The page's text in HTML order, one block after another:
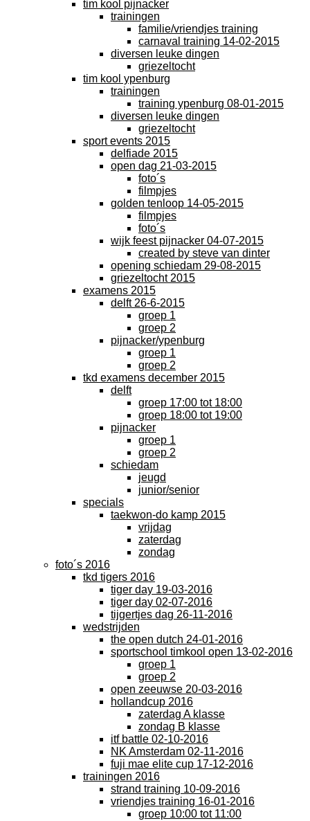
tim kool pijnacker
trainingen
familie/vriendjes training
carnaval training 14-02-2015
diversen leuke dingen
griezeltocht
tim kool ypenburg
trainingen
training ypenburg 08-01-2015
diversen leuke dingen
griezeltocht
sport events 2015
delfiade 2015
open dag 21-03-2015
foto´s
filmpjes
golden tenloop 14-05-2015
filmpjes
foto´s
wijk feest pijnacker 04-07-2015
created by steve van dinter
opening schiedam 29-08-2015
griezeltocht 2015
examens 2015
delft 26-6-2015
groep 1
groep 2
pijnacker/ypenburg
groep 1
groep 2
tkd examens december 2015
delft
groep 17:00 tot 18:00
groep 18:00 tot 19:00
pijnacker
groep 1
groep 2
schiedam
jeugd
junior/senior
specials
taekwon-do kamp 2015
vrijdag
zaterdag
zondag
foto´s 2016
tkd tigers 2016
tiger day 19-03-2016
tiger day 02-07-2016
tijgertjes dag 26-11-2016
wedstrijden
the open dutch 24-01-2016
sportschool timkool open 13-02-2016
groep 1
groep 2
open zeeuwse 20-03-2016
hollandcup 2016
zaterdag A klasse
zondag B klasse
itf battle 02-10-2016
NK Amsterdam 02-11-2016
fuji mae elite cup 17-12-2016
trainingen 2016
strand training 10-09-2016
vriendjes training 16-01-2016
groep 10:00 tot 11:00